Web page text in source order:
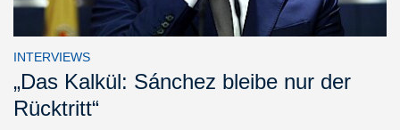
INTERVIEWS
„Das Kalkül: Sánchez bleibe nur der
Rücktritt“